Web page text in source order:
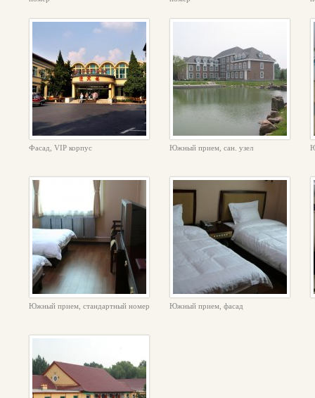
Фасад, VIP корпус Южный прием, сан. узел
Южный прием, стандартный номер Южный прием, фасад